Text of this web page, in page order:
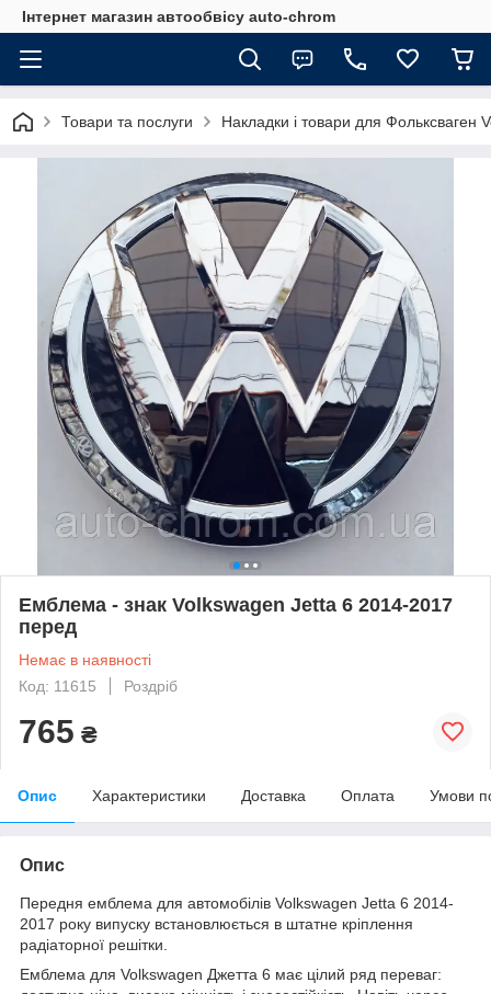
Інтернет магазин автообвісу auto-chrom
Товари та послуги Накладки і товари для Фольксваген
Емблема - знак Volkswagen Jetta 6 2014-2017
перед
Немає в наявності
Код: 11615
Роздріб
765 ₴
Опис Характеристики Доставка Оплата Умови
Опис
Передня емблема для автомобілів Volkswagen Jetta 6 2014-
2017 року випуску встановлюється в штатне кріплення
радіаторної решітки.
Емблема для Volkswagen Джетта 6 має цілий ряд переваг: